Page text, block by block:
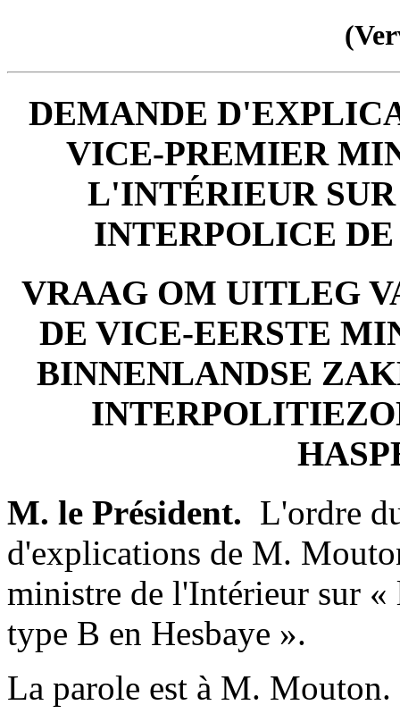
DEMANDE
VICE-PREMIER
L'INTÉRIEUR
INTERPOLICE DE
VRAAG OM UITLEG
DE VICE-EERSTE
BINNENLANDSE
M. le Président.
L'ordre
d'explications de M.
ministre de l'Intérieur sur
type B en Hesbaye ».
La parole est à M. Mouton.